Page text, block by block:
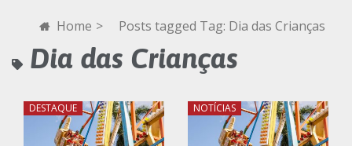
Home > Posts tagged Tag: Dia das Crianças
Dia das Crianças
DESTAQUE NOTÍCIAS